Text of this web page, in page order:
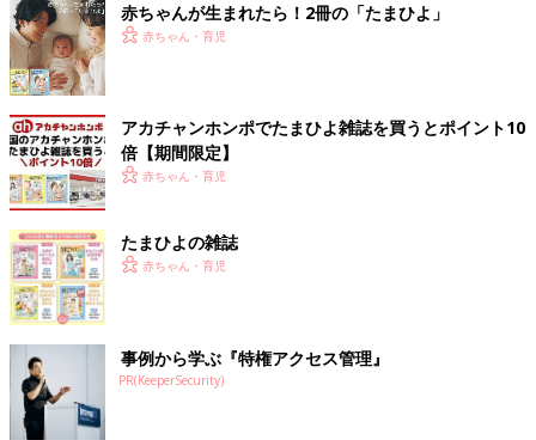
赤ちゃんが生まれたら！2冊の「たまひよ」
赤ちゃん・育児
アカチャンホンポでたまひよ雑誌を買うとポイント10
倍【期間限定】
赤ちゃん・育児
たまひよの雑誌
赤ちゃん・育児
事例から学ぶ『特権アクセス管理』
PR(KeeperSecurity)